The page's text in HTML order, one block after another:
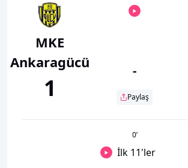
MKE
Ankaragücü
1
-
Paylaş
0’
İlk 11'ler